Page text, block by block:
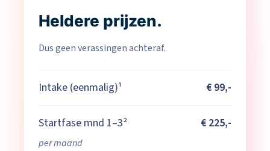
Heldere prijzen.
Dus geen verassingen achteraf.
Intake (eenmalig)¹ € 99,-
Startfase mnd 1–3²
per maand
€ 225,-